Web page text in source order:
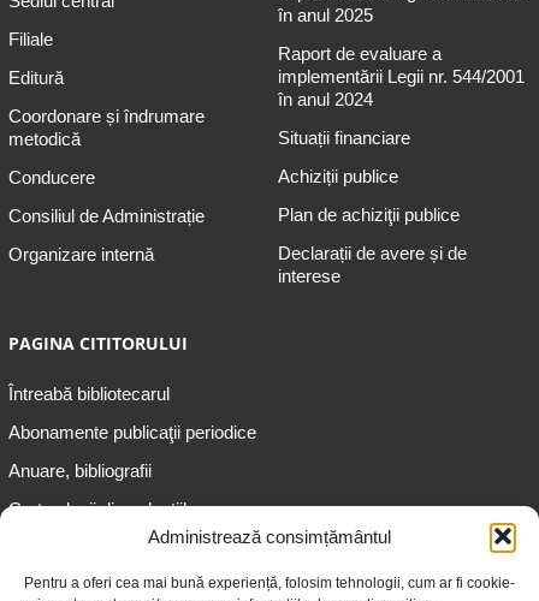
Administrează consimțământul
Pentru a oferi cea mai bună experiență, folosim tehnologii, cum ar fi cookie-
Filiale
Editură
Coordonare și îndrumare
metodică
Conducere
Consiliul de Administrație
Organizare internă
în anul 2025
Raport de evaluare a
implementării Legii nr. 544/2001
în anul 2024
Situații financiare
Achiziții publice
Plan de achiziţii publice
Declarații de avere și de
interese
PAGINA CITITORULUI
Întreabă bibliotecarul
Abonamente publicaţii periodice
Anuare, bibliografii
Cartea lunii din colecțiile